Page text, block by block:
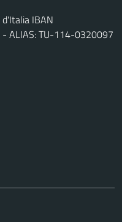
IBAN
ALIAS: TU-114-0320097